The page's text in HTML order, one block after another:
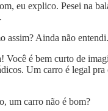
eu explico. Pesei na
assim? Ainda não entendi.
Você é bem curto de
Um carro é legal
um carro não é bom?